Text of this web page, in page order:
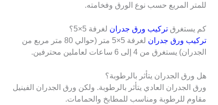
للمتر المربع حسب نوع الورق وفخامته.
كم يستغرق تركيب ورق جدران لغرفة 5×5؟
تركيب ورق جدران
لغرفة 5×5 متر (حوالي 80 متر مربع من
الجدران) يستغرق من 4 إلى 6 ساعات لعاملين محترفين.
هل ورق الجدران يتأثر بالرطوبة؟
ورق الجدران العادي يتأثر بالرطوبة. ولكن ورق الجدران الفينيل
مقاوم للرطوبة ومناسب للمطابخ والحمامات.